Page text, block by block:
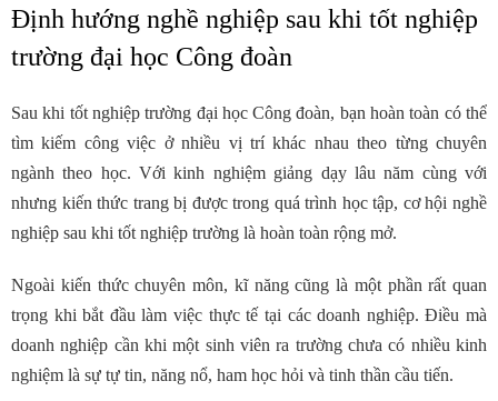
Định hướng nghề nghiệp sau khi tốt nghiệp
trường đại học Công đoàn
Sau khi tốt nghiệp trường đại học Công đoàn, bạn hoàn toàn có thể
tìm kiếm công việc ở nhiều vị trí khác nhau theo từng chuyên
ngành theo học. Với kinh nghiệm giảng dạy lâu năm cùng với
nhưng kiến thức trang bị được trong quá trình học tập, cơ hội nghề
nghiệp sau khi tốt nghiệp trường là hoàn toàn rộng mở.
Ngoài kiến thức chuyên môn, kĩ năng cũng là một phần rất quan
trọng khi bắt đầu làm việc thực tế tại các doanh nghiệp. Điều mà
doanh nghiệp cần khi một sinh viên ra trường chưa có nhiều kinh
nghiệm là sự tự tin, năng nổ, ham học hỏi và tinh thần cầu tiến.